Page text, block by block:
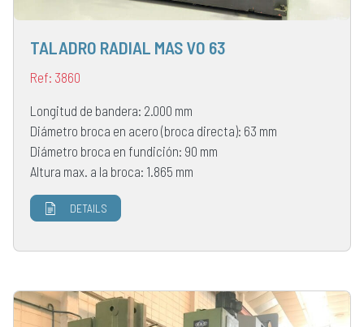
TALADRO RADIAL MAS VO 63
Ref: 3860
Longitud de bandera: 2.000 mm
Diámetro broca en acero (broca directa): 63 mm
Diámetro broca en fundición: 90 mm
Altura max. a la broca: 1.865 mm
DETAILS